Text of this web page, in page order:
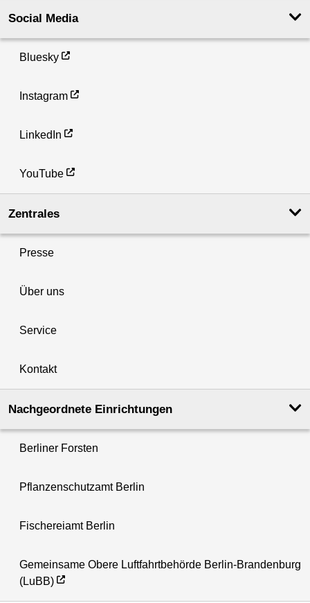
Social Media
Bluesky
Instagram
LinkedIn
YouTube
Zentrales
Presse
Über uns
Service
Kontakt
Nachgeordnete Einrichtungen
Berliner Forsten
Pflanzenschutzamt Berlin
Fischereiamt Berlin
Gemeinsame Obere Luftfahrtbehörde Berlin-Brandenburg
(LuBB)